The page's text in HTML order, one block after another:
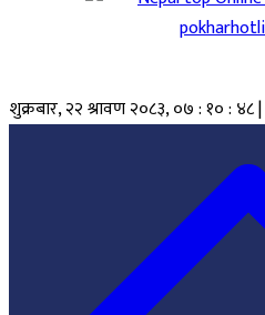
शुक्रबार, २२ श्रावण २०८३,०७ : १० : ४९|